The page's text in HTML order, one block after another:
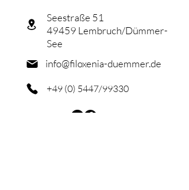
Seestraße 51
49459 Lembruch/Dümmer-
See
info@filoxenia-duemmer.de
+49 (0) 5447/99330